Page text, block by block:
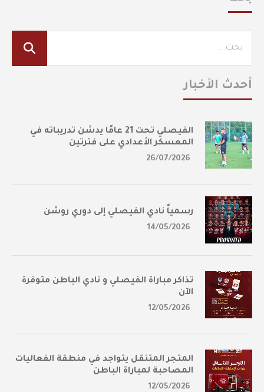
أحدث الأخبار
الفيصلي تحت 21 عامًا يدشن تدريباته في
المعسكر الأعدادي على فترتين
26/07/2026
رسمياً نادي الفيصلي إلى دوري روشن
14/05/2026
تذاكر مباراة الفيصلي و نادي الباطن متوفرة
الآن
12/05/2026
المتجر المتنقل يتواجد في منطقة الفعاليات
المصاحبة لمباراة الباطن
12/05/2026